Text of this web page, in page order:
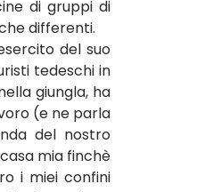
di gruppi di
differenti.
del suo
tedeschi in
giungla, ha
(e ne parla
del nostro
mia finchè
i miei confini